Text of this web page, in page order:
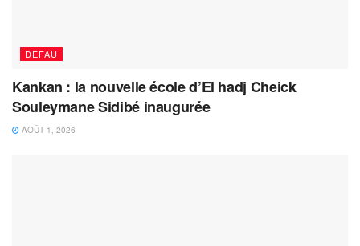
DEFAU
Kankan : la nouvelle école d’El hadj Cheick
Souleymane Sidibé inaugurée
AOÛT 1, 2026